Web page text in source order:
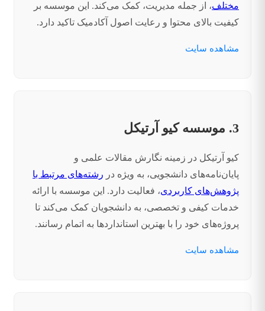
مختلف، از جمله مدیریت، کمک می‌کند. این موسسه بر
کیفیت بالای محتوا و رعایت اصول آکادمیک تاکید دارد.
مشاهده سایت
3. موسسه کیو آرتیکل
کیو آرتیکل در زمینه نگارش مقالات علمی و
پایان‌نامه‌های دانشجویی، به ویژه در رشته‌های مرتبط با
پژوهش‌های کاربردی، فعالیت دارد. این موسسه با ارائه
خدمات کیفی و تخصصی، به دانشجویان کمک می‌کند تا
پروژه‌های خود را با بهترین استانداردها به اتمام رسانند.
مشاهده سایت